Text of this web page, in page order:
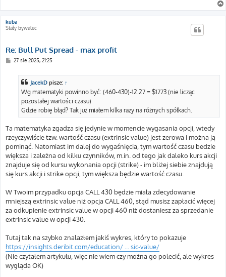
kuba
Stały bywalec
Re: Bull Put Spread - max profit
P27 sie 2025, 21:25
JacekD pisze: ↑
Wg matematyki powinno być: (460-430)-12.27 = $1773 (nie licząc
pozostałej wartości czasu)
Gdzie robię błąd? Tak już miałem kilka razy na różnych spółkach.
Ta matematyka zgadza się jedynie w momencie wygasania opcji, wtedy
rzeyczywiście tzw. wartość czasu (extrinsic value) jest zerowa i można ją
pominąć. Natomiast im dalej do wygaśnięcia, tym wartość czasu bedzie
większa i zależna od kilku czynników, m.in. od tego jak daleko kurs akcji
znajduje się od kursu wykonania opcji (strike) - im bliżej siebie znajdują
się kurs akcji i strike opcji, tym większa będzie wartość czasu.
W Twoim przypadku opcja CALL 430 będzie miała zdecydowanie
mniejszą extrinsic value niż opcja CALL 460, stąd musisz zapłacić więcej
za odkupienie extrinsic value w opcji 460 niż dostaniesz za sprzedanie
extrinsic value w opcji 430.
Tutaj tak na szybko znalazłem jakiś wykres, który to pokazuje
https://insights.deribit.com/education/ ... sic-value/
(Nie czytałem artykułu, więc nie wiem czy można go polecić, ale wykres
wygląda OK)